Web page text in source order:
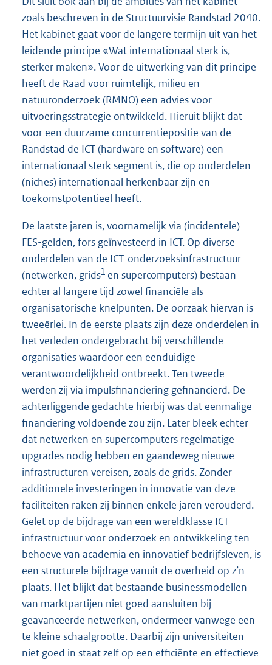
zoals beschreven in de Structuurvisie Randstad 2040.
Het kabinet gaat voor de langere termijn uit van het
leidende principe «Wat internationaal sterk is,
sterker maken». Voor de uitwerking van dit principe
heeft de Raad voor ruimtelijk, milieu en
natuuronderzoek (RMNO) een advies voor
uitvoeringsstrategie ontwikkeld. Hieruit blijkt dat
voor een duurzame concurrentiepositie van de
Randstad de ICT (hardware en software) een
internationaal sterk segment is, die op onderdelen
(niches) internationaal herkenbaar zijn en
toekomstpotentieel heeft.
De laatste jaren is, voornamelijk via (incidentele)
FES-gelden, fors geïnvesteerd in ICT. Op diverse
onderdelen van de ICT-onderzoeksinfrastructuur
(netwerken, grids1 en supercomputers) bestaan
echter al langere tijd zowel financiële als
organisatorische knelpunten. De oorzaak hiervan is
tweeërlei. In de eerste plaats zijn deze onderdelen in
het verleden ondergebracht bij verschillende
organisaties waardoor een eenduidige
verantwoordelijkheid ontbreekt. Ten tweede
werden zij via impulsfinanciering gefinancierd. De
achterliggende gedachte hierbij was dat eenmalige
financiering voldoende zou zijn. Later bleek echter
dat netwerken en supercomputers regelmatige
upgrades nodig hebben en gaandeweg nieuwe
infrastructuren vereisen, zoals de grids. Zonder
additionele investeringen in innovatie van deze
faciliteiten raken zij binnen enkele jaren verouderd.
Gelet op de bijdrage van een wereldklasse ICT
infrastructuur voor onderzoek en ontwikkeling ten
behoeve van academia en innovatief bedrijfsleven, is
een structurele bijdrage vanuit de overheid op z’n
plaats. Het blijkt dat bestaande businessmodellen
van marktpartijen niet goed aansluiten bij
geavanceerde netwerken, ondermeer vanwege een
te kleine schaalgrootte. Daarbij zijn universiteiten
niet goed in staat zelf op een efficiënte en effectieve